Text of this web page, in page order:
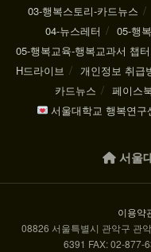
03-행복스토리-카드뉴스
04-뉴스레터
05-행
05-행복교육-행복교과서 챕
H드라이브
개인정보 취급
카드뉴스
페이스
서울대학교 행복연
서울
이용약
08826 서울특별시 관악구 관
6391 FAX: 02-877-